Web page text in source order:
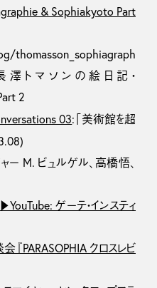
& Sophiakyoto Part
thomasson_sophiagraph
澤トマソンの絵日記・
2
03:「美術館を超
ャー M. ビュルゲル、高橋悟、
▶YouTube: ゲーテ・インスティ
『PARASOPHIA クロスレビ